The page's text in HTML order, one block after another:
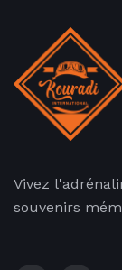
Vivez
souvenirs